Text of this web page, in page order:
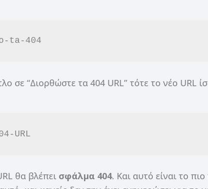
ta-404
σε “Διορθώστε τα 404 URL” τότε το νέο URL
URL
θα βλέπει σφάλμα 404. Και αυτό είναι το